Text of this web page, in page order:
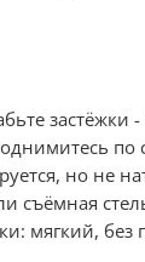
застёжки
по
но не
съёмная
мягкий,